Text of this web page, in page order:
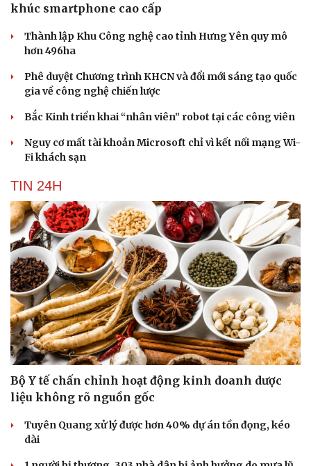
khúc smartphone cao cấp
Thành lập Khu Công nghệ cao tỉnh Hưng Yên quy mô
hơn 496ha
Phê duyệt Chương trình KHCN và đổi mới sáng tạo quốc
gia về công nghệ chiến lược
Bắc Kinh triển khai “nhân viên” robot tại các công viên
Nguy cơ mất tài khoản Microsoft chỉ vì kết nối mạng Wi-
Fi khách sạn
TIN 24H
Bộ Y tế chấn chỉnh hoạt động kinh doanh dược
liệu không rõ nguồn gốc
Tuyên Quang xử lý được hơn 40% dự án tồn đọng, kéo
dài